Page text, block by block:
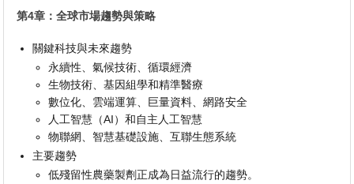
第4章：全球市場趨勢與策略
關鍵科技與未來趨勢
永續性、氣候技術、循環經濟
生物技術、基因組學和精準醫療
數位化、雲端運算、巨量資料、網路安全
人工智慧（AI）和自主人工智慧
物聯網、智慧基礎設施、互聯生態系統
主要趨勢
低殘留性農藥製劑正成為日益流行的趨勢。